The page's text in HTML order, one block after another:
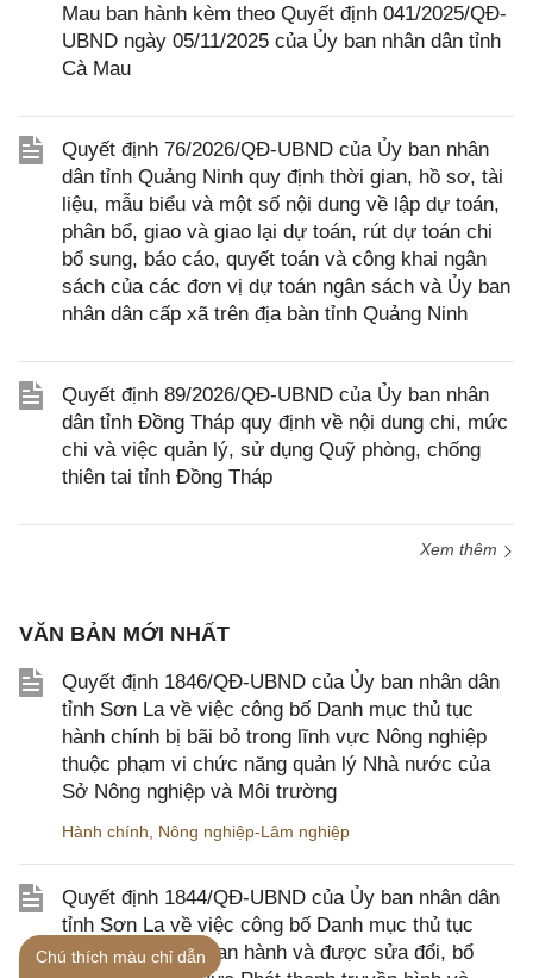
Mau ban hành kèm theo Quyết định 041/2025/QĐ-
UBND ngày 05/11/2025 của Ủy ban nhân dân tỉnh
Cà Mau
Quyết định 76/2026/QĐ-UBND của Ủy ban nhân
dân tỉnh Quảng Ninh quy định thời gian, hồ sơ, tài
liệu, mẫu biểu và một số nội dung về lập dự toán,
phân bổ, giao và giao lại dự toán, rút dự toán chi
bổ sung, báo cáo, quyết toán và công khai ngân
sách của các đơn vị dự toán ngân sách và Ủy ban
nhân dân cấp xã trên địa bàn tỉnh Quảng Ninh
Quyết định 89/2026/QĐ-UBND của Ủy ban nhân
dân tỉnh Đồng Tháp quy định về nội dung chi, mức
chi và việc quản lý, sử dụng Quỹ phòng, chống
thiên tai tỉnh Đồng Tháp
Xem thêm
VĂN BẢN MỚI NHẤT
Quyết định 1846/QĐ-UBND của Ủy ban nhân dân
tỉnh Sơn La về việc công bố Danh mục thủ tục
hành chính bị bãi bỏ trong lĩnh vực Nông nghiệp
thuộc phạm vi chức năng quản lý Nhà nước của
Sở Nông nghiệp và Môi trường
Hành chính, Nông nghiệp-Lâm nghiệp
Quyết định 1844/QĐ-UBND của Ủy ban nhân dân
tỉnh Sơn La về việc công bố Danh mục thủ tục
hành chính mới ban hành và được sửa đổi, bổ
Chú thích màu chỉ dẫn